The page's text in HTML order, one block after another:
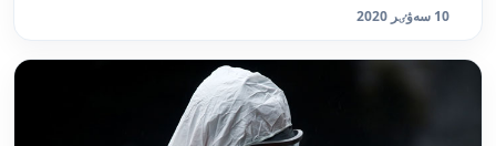
10 سەۋٸر 2020